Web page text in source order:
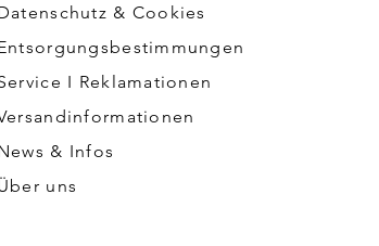
& Cookies
I Reklamationen
& Infos
uns